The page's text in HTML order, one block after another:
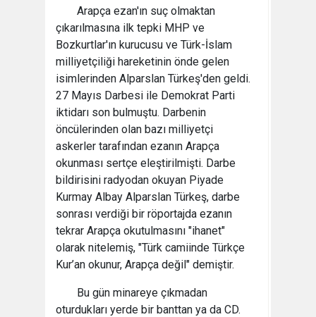
Arapça ezan'ın suç olmaktan
çıkarılmasına ilk tepki MHP ve
Bozkurtlar'ın kurucusu ve Türk-İslam
milliyetçiliği hareketinin önde gelen
isimlerinden Alparslan Türkeş'den geldi.
27 Mayıs Darbesi ile Demokrat Parti
iktidarı son bulmuştu. Darbenin
öncülerinden olan bazı milliyetçi
askerler tarafından ezanın Arapça
okunması sertçe eleştirilmişti. Darbe
bildirisini radyodan okuyan Piyade
Kurmay Albay Alparslan Türkeş, darbe
sonrası verdiği bir röportajda ezanın
tekrar Arapça okutulmasını "ihanet"
olarak nitelemiş, "Türk camiinde Türkçe
Kur’an okunur, Arapça değil" demiştir.
Bu gün minareye çıkmadan
oturdukları yerde bir banttan ya da CD.